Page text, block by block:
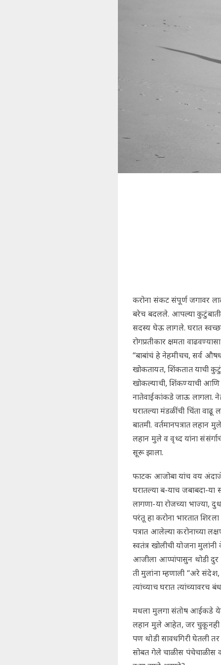
करोना संकट संपूर्ण जगावर
बरेच बदलले. आपल्या
सदस्य घेऊ लागले. घरात
रोगप्रतीकार क्षमता
“बाबांचं हे नेहमीचच, सर्व
खोकतायत, शिंकतात याची
खोकल्याची, शिंकण्याची
नातेवाईकांकडे जाऊ लागला.
घरातल्या मंडळींची चिंता
बातमी. वर्तमानपत्रात
लहान मुले व वृध्द यांना
सूरू झाला.
फाटक आजोबा यांच वय अंदाजे
घरातल्या ब-याच जबाबदा-या
लागणा-या रोजच्या भाज्या,
परंतू हा करोना भारतात
पत्रात आलेल्या करोनाच्या
स्वतंत्र खोलीची योजना
आजीला आप्पांपासुन थोडी
ती मुलांना म्हणाली “अरे
त्यांच्याच घरात त्यांच्यावरच
मधला मुलगा संतोष आईकडे
लहान मुले आहेत, जर चुकूनही
पण थोडी सावधगिरी घेतली
सोबत गेले चाळीस पंचेचाळीस